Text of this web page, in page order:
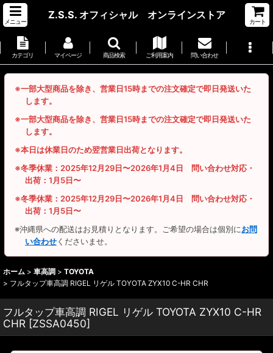
メニュー
Z.S.S. オフィシャル オンラインストア
カート
カテゴリ マイページ 商品検索 ご利用案内 問い合わせ
※一部大型商品を除き、営業日15時までの注文確定で即日発送いた
します。
※一部大型商品を除き、営業日15時までの注文確定で即日発送いた
します。
※本日は休業日のため翌営業日出荷となります。
※冬季休業：2025年12月29日〜2026年1月4日 問い合わせ対応・
出荷：1月5日〜
※冬季休業：2025年12月29日〜2026年1月4日 問い合わせ対応・
出荷：1月5日〜
※沖縄県への配送はお見積りとなります。ご希望の場合は個別にお問
い合わせくださいませ。
ホーム > 車高調 > TOYOTA
> フルタップ車高調 RIGEL リゲル TOYOTA ZYX10 C-HR CHR
フルタップ車高調 RIGEL リゲル TOYOTA ZYX10 C-HR
CHR [ZSSA0450]